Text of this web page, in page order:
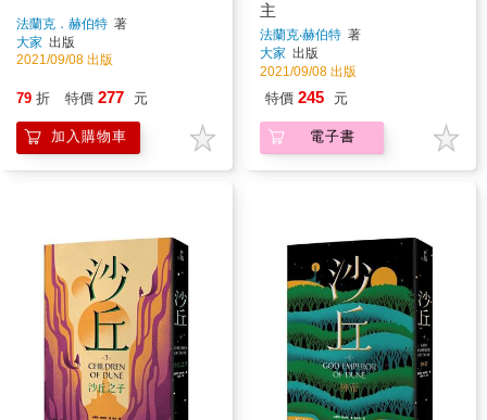
法蘭克．赫伯特 著
大家 出版
2021/09/08 出版
79 折 特價 277 元
加入購物車
主
法蘭克‧赫伯特 著
大家 出版
2021/09/08 出版
特價 245 元
電子書